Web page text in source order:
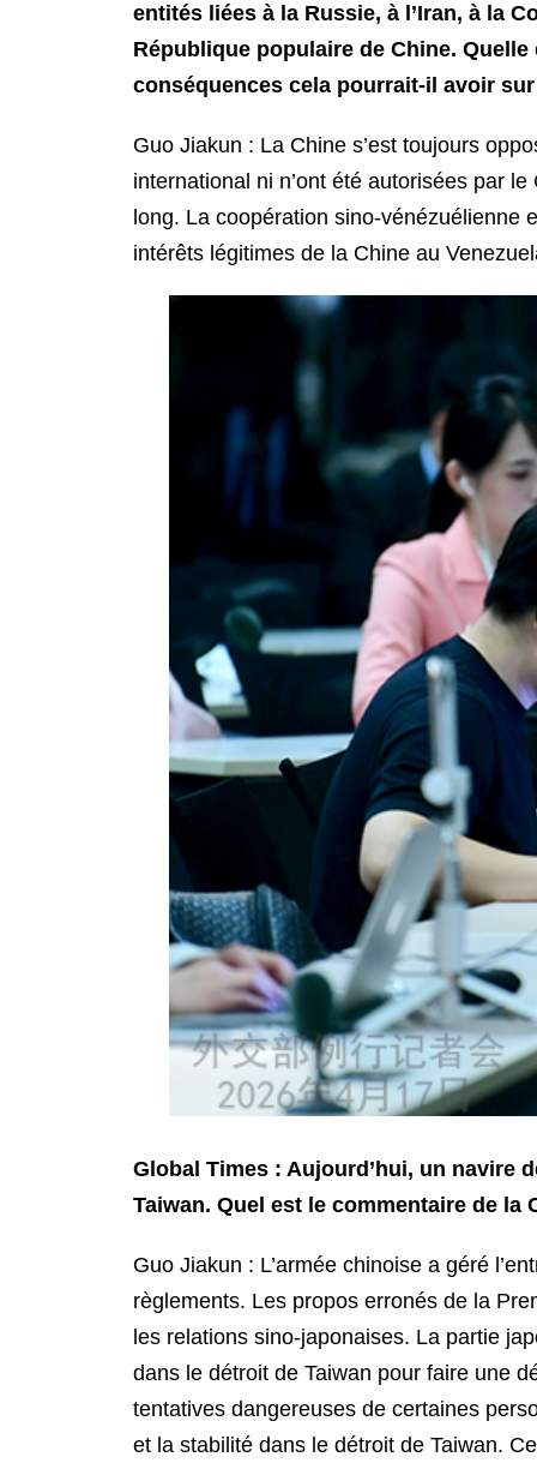
entités liées à la Russie, à l’Iran, à la
République populaire de Chine.
conséquences cela pourrait-il avoir
Guo Jiakun : La Chine s’est toujours
international ni n’ont été autorisées par
long. La coopération sino-vénézuélienne
intérêts légitimes de la Chine au
Global Times : Aujourd’hui, un navire
Taiwan. Quel est le commentaire de la
Guo Jiakun : L’armée chinoise a géré
règlements. Les propos erronés de la
les relations sino-japonaises. La partie
dans le détroit de Taiwan pour faire une
tentatives dangereuses de certaines
et la stabilité dans le détroit de Taiwan.